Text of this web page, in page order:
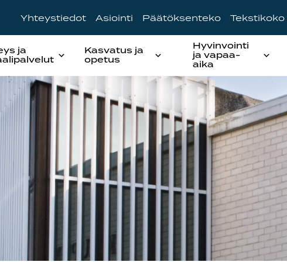
Yhteystiedot Asiointi Päätöksenteko Tekstikoko
ja Kasvatus ja
opetus
Hyvinvointi
ja vapaa-
aika